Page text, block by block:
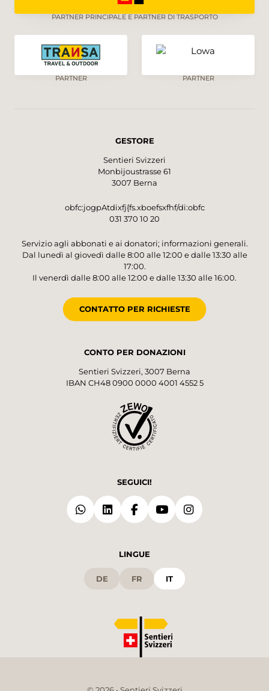
PARTNER PRINCIPALE E PARTNER DI TRASPORTO
PARTNER PARTNER
GESTORE
Sentieri Svizzeri
Monbijoustrasse 61
3007 Berna
obfc:jogpAtdixfj{fs.xboefsxfhf/di:obfc
031 370 10 20
Servizio agli abbonati e ai donatori; informazioni generali.
Dal lunedì al giovedì dalle 8:00 alle 12:00 e dalle 13:30 alle
17:00.
Il venerdì dalle 8:00 alle 12:00 e dalle 13:30 alle 16:00.
CONTATTO PER RICHIESTE
CONTO PER DONAZIONI
Sentieri Svizzeri, 3007 Berna
IBAN CH48 0900 0000 4001 4552 5
SEGUICI!
LINGUE
DE FR IT